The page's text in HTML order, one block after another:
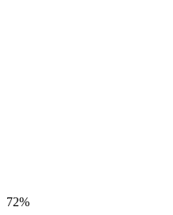
72%